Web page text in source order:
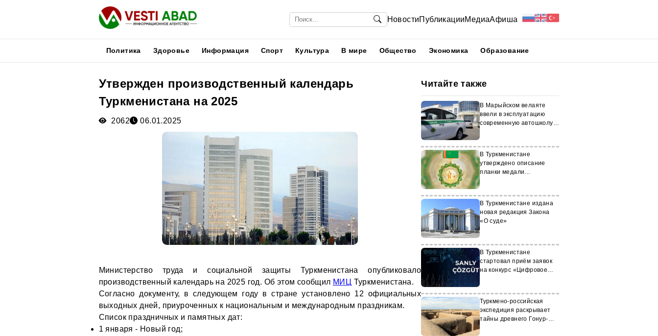
НовостиПубликацииМедиаАфиша
Политика Здоровье Информация Спорт Культура В мире Общество Экономика Образование
Утвержден производственный календарь
Туркменистана на 2025
2062 06.01.2025
Министерство труда и социальной защиты Туркменистана опубликовало
производственный календарь на 2025 год. Об этом сообщил МИЦ Туркменистана.
Согласно документу, в следующем году в стране установлено 12 официальных
выходных дней, приуроченных к национальным и международным праздникам.
Список праздничных и памятных дат:
1 января - Новый год;
Читайте также
В Марыйском велаяте
ввели в эксплуатацию
современную автошколу и
В Туркменистане
утверждено описание
планки медали
В Туркменистане издана
новая редакция Закона
«О суде»
В Туркменистане
стартовал приём заявок
на конкурс «Цифровое
Туркмено-российская
экспедиция раскрывает
тайны древнего Гонур-